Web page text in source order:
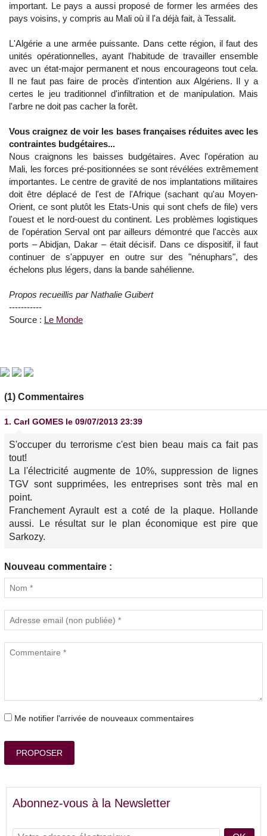
important. Le pays a aussi proposé de former les armées des
pays voisins, y compris au Mali où il l'a déjà fait, à Tessalit.
L'Algérie a une armée puissante. Dans cette région, il faut des
unités opérationnelles, ayant l'habitude de travailler ensemble
avec un état-major permanent et nous encourageons tout cela.
Il ne faut pas faire de procès d'intention aux Algériens. Il y a
certes le jeu traditionnel d'infiltration et de manipulation. Mais
l'arbre ne doit pas cacher la forêt.
Vous craignez de voir les bases françaises réduites avec les
contraintes budgétaires...
Nous craignons les baisses budgétaires. Avec l'opération au
Mali, les forces pré-positionnées se sont révélées extrêmement
importantes. Le centre de gravité de nos implantations militaires
doit être déplacé de l'est de l'Afrique (sachant qu'au Moyen-
Orient, ce sont plutôt les Etats-Unis qui sont chefs de file) vers
l'ouest et le nord-ouest du continent. Les problèmes logistiques
de l'opération Serval ont par ailleurs démontré que l'accès aux
ports – Abidjan, Dakar – était décisif. Dans ce dispositif, il faut
continuer de s'appuyer en outre sur des "nénuphars", des
échelons plus légers, dans la bande sahélienne.
Propos recueillis par Nathalie Guibert
-----------
Source : Le Monde
(1) Commentaires
1. Carl GOMES le 09/07/2013 23:39
S'occuper du terrorisme c'est bien beau mais ca fait pas
tout!
La l'électricité augmente de 10%, suppression de lignes
TGV sont supprimées, les entreprises sont très mal en
point.
Franchement Ayrault est a coté de la plaque. Hollande
aussi. Le résultat sur le plan économique est pire que
Sarkozy.
Nouveau commentaire :
Me notifier l'arrivée de nouveaux commentaires
PROPOSER
Abonnez-vous à la Newsletter